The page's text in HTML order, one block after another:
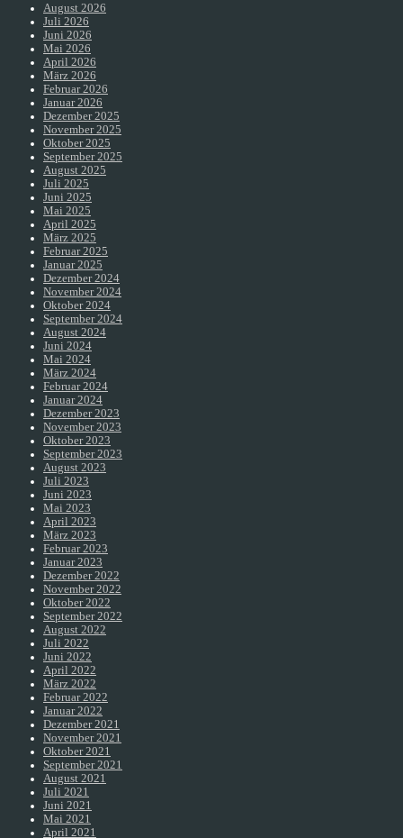
August 2026
Juli 2026
Juni 2026
Mai 2026
April 2026
März 2026
Februar 2026
Januar 2026
Dezember 2025
November 2025
Oktober 2025
September 2025
August 2025
Juli 2025
Juni 2025
Mai 2025
April 2025
März 2025
Februar 2025
Januar 2025
Dezember 2024
November 2024
Oktober 2024
September 2024
August 2024
Juni 2024
Mai 2024
März 2024
Februar 2024
Januar 2024
Dezember 2023
November 2023
Oktober 2023
September 2023
August 2023
Juli 2023
Juni 2023
Mai 2023
April 2023
März 2023
Februar 2023
Januar 2023
Dezember 2022
November 2022
Oktober 2022
September 2022
August 2022
Juli 2022
Juni 2022
April 2022
März 2022
Februar 2022
Januar 2022
Dezember 2021
November 2021
Oktober 2021
September 2021
August 2021
Juli 2021
Juni 2021
Mai 2021
April 2021